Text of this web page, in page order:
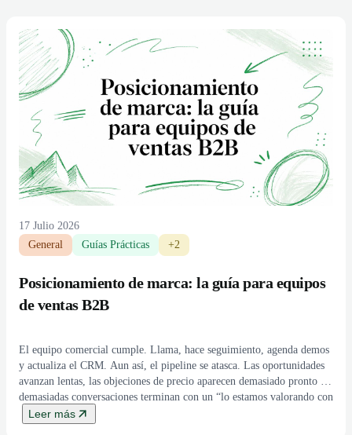
17 Julio 2026
General
Guías Prácticas +2
Posicionamiento de marca: la guía para equipos
de ventas B2B
El equipo comercial cumple. Llama, hace seguimiento, agenda demos
y actualiza el CRM. Aun así, el pipeline se atasca. Las oportunidades
avanzan lentas, las objeciones de precio aparecen demasiado pronto y
demasiadas conversaciones terminan con un “lo estamos valorando con
otras opciones”. Ese patrón no suele indicar falta de actividad. Suele
indicar falta de claridad. […]
Leer más